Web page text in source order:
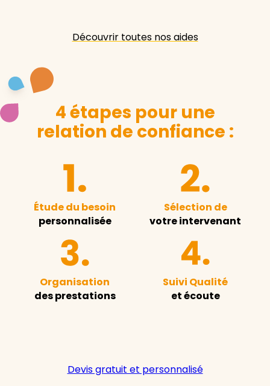
Découvrir toutes nos aides
4 étapes pour une
relation de confiance :
Étude du besoin
personnalisée
Sélection de
votre intervenant
Organisation
des prestations
Suivi Qualité
et écoute
Devis gratuit et personnalisé